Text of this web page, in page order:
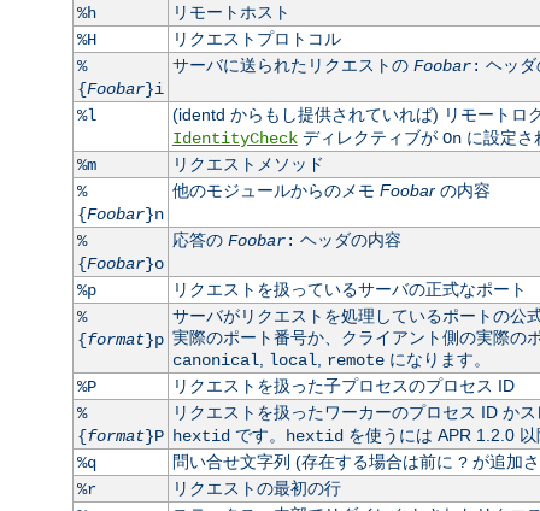
%h
リモートホスト
%H
リクエストプロトコル
%
{Foobar}i
サーバに送られたリクエストの Foobar: ヘッ
%l
(identd からもし提供されていれば) リモートロ
IdentityCheckディレクティブが Onに設定さ
%m
リクエストメソッド
%
{Foobar}n
他のモジュールからのメモ Foobarの内容
%
{Foobar}o
応答の Foobar: ヘッダの内容
%p
リクエストを扱っているサーバの正式なポート
%
{format}p
サーバがリクエストを処理しているポートの公
実際のポート番号か、クライアント側の実際の
canonical local remoteになります。
%P
リクエストを扱った子プロセスのプロセス ID
%
{format}P
リクエストを扱ったワーカーのプロセス ID か
hextidです。 hextidを使うには APR 1.2.0 以
%q
問い合せ文字列 (存在する場合は前に ?が追加
%r
リクエストの最初の行